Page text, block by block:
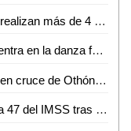
Día Mundial de la Bicicleta; en SLP se realizan más de 4 mil 500 viajes diarios
Tras jubilarse del IMSS, vallense encuentra en la danza folclórica una nueva forma de vida
Lluvias terminan de destruir la vialidad en cruce de Othón y Vicente C. Salazar
Mujer golpea a trabajadora de la Clínica 47 del IMSS tras discusión por consulta médica